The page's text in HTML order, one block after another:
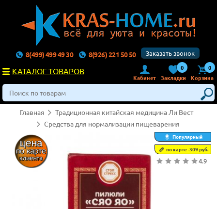
8(499) 499 49 30 8(926) 221 50 50 Заказать звонок
КАТАЛОГ ТОВАРОВ
Кабинет
0
Закладки
0
Корзина
Главная
Традиционная китайская медицина Ли Вест
Средства для нормализации пищеварения
Популярный
по карте -309 руб.
4.9